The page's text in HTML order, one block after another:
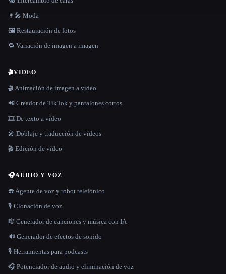
👩‍🎤 Moda
🖼️ Restauración de fotos
🔁 Variación de imagen a imagen
🎬VIDEO
🎬 Animación de imagen a vídeo
📲 Creador de TikTok y pantalones cortos
🎞️ De texto a vídeo
🎤 Doblaje y traducción de vídeos
🎬 Edición de vídeo
🎧AUDIO Y VOZ
☎️ Agente de voz y robot telefónico
🎙️ Clonación de voz
🎼 Generador de canciones y música con IA
🔊 Generador de efectos de sonido
🎙️ Herramientas para podcasts
🎧 Potenciador de audio y eliminación de voz